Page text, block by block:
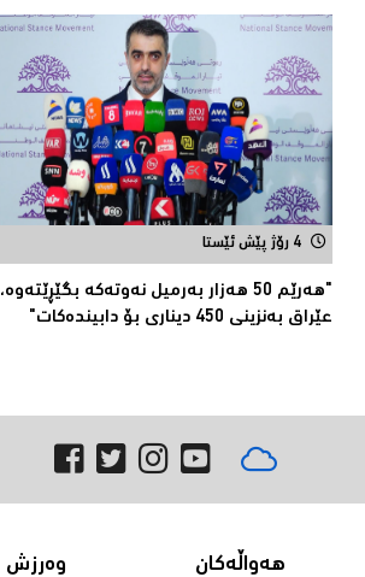
4 رۆژ پێش ئێستا
"هەرێم 50 هەزار بەرمیل نەوتەكە بگێڕێتەوە،
عێراق بەنزینی 450 دیناری بۆ دابیندەكات"
هەواڵەکان وەرزش